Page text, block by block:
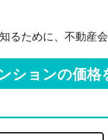
るために、不動産
ションの価格